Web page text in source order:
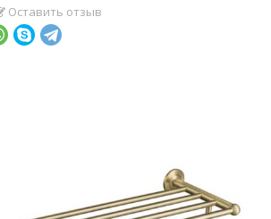
Оставить отзыв